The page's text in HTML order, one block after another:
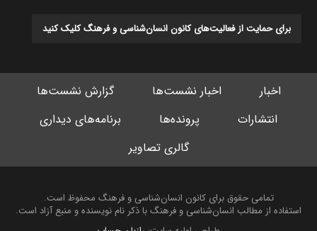
برای حمایت از فعالیت‌های کانون انسان‌شناسی و فرهنگ کلیک کنید
اخبار اخبار نشست‌ها
گزارش نشست‌ها
انتشارات
پرونده‌ها
برنامه‌های دیداری
گالری تصاویر
تمامی حقوق برای کانون انسان‌شناسی و فرهنگ محفوظ است.
استفاده از مطالب انسان‌شناسی و فرهنگ با ذکر نام نویسنده و منبع آزاد است.